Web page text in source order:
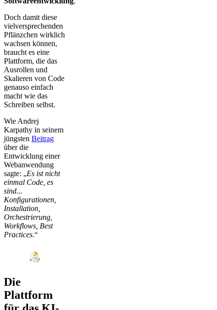
Doch damit diese
vielversprechenden
Pflänzchen wirklich
wachsen können,
braucht es eine
Plattform, die das
Ausrollen und
Skalieren von Code
genauso einfach
macht wie das
Schreiben selbst.
Wie Andrej
Karpathy in seinem
jüngsten Beitrag
über die
Entwicklung einer
Webanwendung
sagte: „Es ist nicht
einmal Code, es
sind...
Konfigurationen,
Installation,
Orchestrierung,
Workflows, Best
Practices.“
Die
Plattform